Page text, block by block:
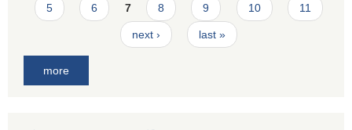
5 6 7 8 9 10 11
next › last »
more